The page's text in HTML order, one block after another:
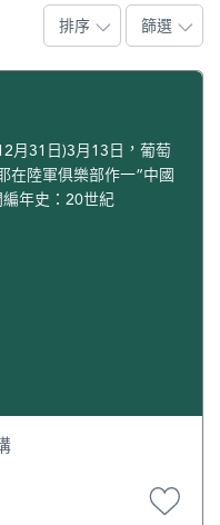
排序 篩選
月31日)3月13日，葡萄
在陸軍俱樂部作一“中國
年史：20世紀